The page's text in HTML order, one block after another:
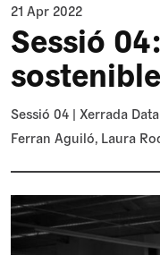
21 Apr 2022
Sessió
Sessió 04 | Xerrada
Ferran Aguiló, Laura